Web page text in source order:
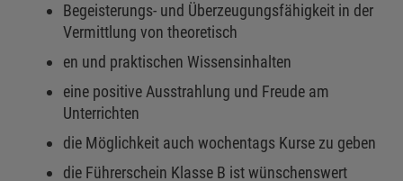
Begeisterungs- und Überzeugungsfähigkeit in der
Vermittlung von theoretisch
en und praktischen Wissensinhalten
eine positive Ausstrahlung und Freude am
Unterrichten
die Möglichkeit auch wochentags Kurse zu geben
die Führerschein Klasse B ist wünschenswert